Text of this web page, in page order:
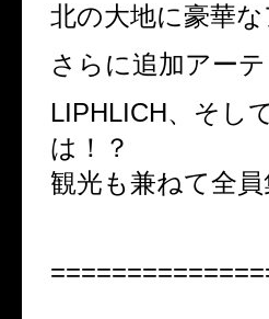
北の大地に豪華
さらに追加アー
LIPHLICH、そし
は！？
観光も兼ねて全員